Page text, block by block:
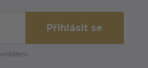
Přihlásit se